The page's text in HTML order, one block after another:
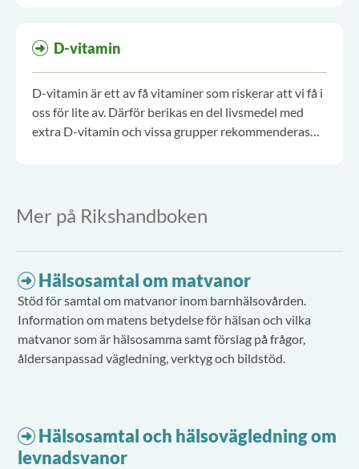
D-vitamin
D-vitamin är ett av få vitaminer som riskerar att vi få i
oss för lite av. Därför berikas en del livsmedel med
extra D-vitamin och vissa grupper rekommenderas
Mer på Rikshandboken
Hälsosamtal om matvanor
Stöd för samtal om matvanor inom barnhälsovården.
Information om matens betydelse för hälsan och vilka
matvanor som är hälsosamma samt förslag på frågor,
åldersanpassad vägledning, verktyg och bildstöd.
Hälsosamtal och hälsovägledning om
levnadsvanor